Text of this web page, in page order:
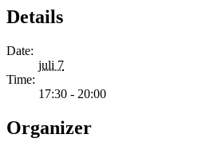
Details
Date:
juli 7
Time:
17:30 - 20:00
Organizer